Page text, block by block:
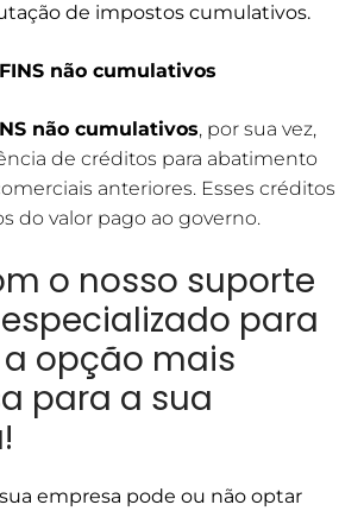
de impostos cumulativos.
não cumulativos
não cumulativos, por sua vez,
de créditos para abatimento
anteriores. Esses créditos
do valor pago ao governo.
o nosso suporte
para
opção mais
para a sua
sua empresa pode ou não optar